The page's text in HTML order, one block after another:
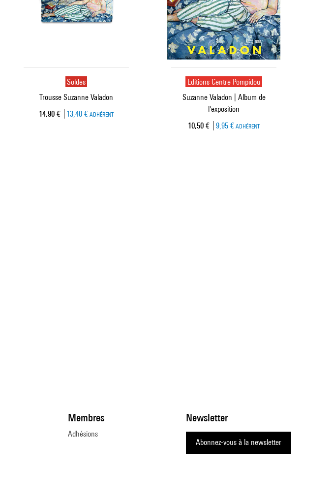
Soldes
Trousse Suzanne Valadon
Prix ​​actuel
14,90 € 13,40 € ADHÉRENT
Editions Centre Pompidou
Suzanne Valadon | Album de
l'exposition
Prix ​​actuel
10,50 € 9,95 € ADHÉRENT
Newsletter
Abonnez-vous à la newsletter
Membres
Adhésions